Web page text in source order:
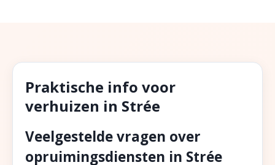
Praktische info voor
verhuizen in Strée
Veelgestelde vragen over
opruimingsdiensten in Strée